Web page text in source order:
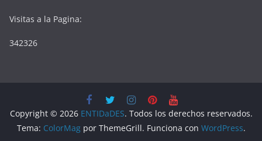
Visitas a la Pagina:
342326
Copyright © 2026 ENTIDaDES. Todos los derechos reservados.
Tema: ColorMagpor ThemeGrill. Funciona con WordPress.